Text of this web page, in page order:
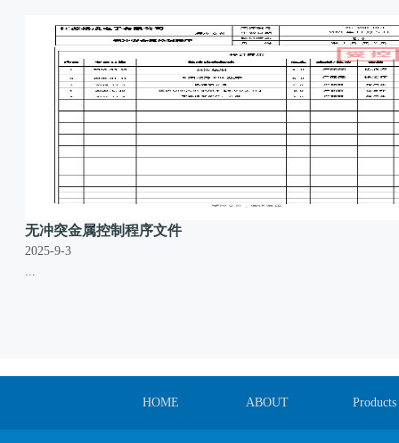
无冲突金属控制程序文件
2025-9-3
...
HOME ABOUT Products